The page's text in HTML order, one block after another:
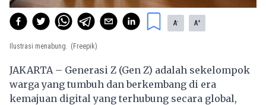
A- A+
Ilustrasi menabung. (Freepik)
JAKARTA – Generasi Z (Gen Z) adalah sekelompok
warga yang tumbuh dan berkembang di era
kemajuan digital yang terhubung secara global,